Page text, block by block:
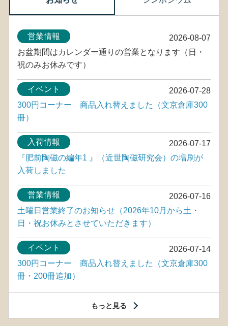
2026-08-07
営業情報
お盆期間はカレンダー通りの営業となります（日・
祝のみお休みです）
2026-07-28
イベント
300円コーナー 商品入れ替えました（文京倉庫300
冊）
2026-07-17
入荷情報
『肥前陶磁の編年1 』（近世陶磁研究会）の増刷が
入荷しました
2026-07-16
営業情報
土曜日営業終了のお知らせ（2026年10月から土・
日・祝お休みとさせていただきます）
2026-07-14
イベント
300円コーナー 商品入れ替えました（文京倉庫300
冊・200冊追加）
もっと見る